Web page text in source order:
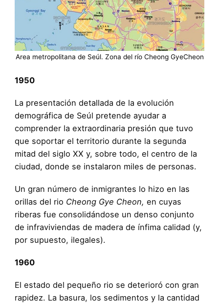
Area metropolitana de Seúl. Zona del río Cheong GyeCheon
1950
La presentación detallada de la evolución
demográfica de Seúl pretende ayudar a
comprender la extraordinaria presión que tuvo
que soportar el territorio durante la segunda
mitad del siglo XX y, sobre todo, el centro de la
ciudad, donde se instalaron miles de personas.
Un gran número de inmigrantes lo hizo en las
orillas del rio Cheong Gye Cheon, en cuyas
riberas fue consolidándose un denso conjunto
de infraviviendas de madera de ínfima calidad (y,
por supuesto, ilegales).
1960
El estado del pequeño rio se deterioró con gran
rapidez. La basura, los sedimentos y la cantidad